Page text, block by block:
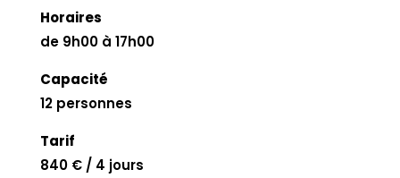
Horaires
de 9h00 à 17h00
Capacité
12 personnes
Tarif
840 € / 4 jours